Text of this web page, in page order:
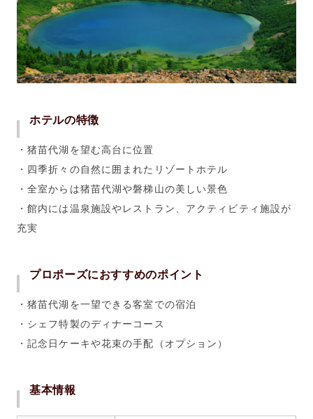
ホテルの特徴
・猪苗代湖を望む高台に位置
・四季折々の自然に囲まれたリゾートホテル
・全室からは猪苗代湖や磐梯山の美しい景色
・館内には温泉施設やレストラン、アクティビティ施設が
充実
プロポーズにおすすめのポイント
・猪苗代湖を一望できる客室での宿泊
・シェフ特製のディナーコース
・記念日ケーキや花束の手配（オプション）
基本情報